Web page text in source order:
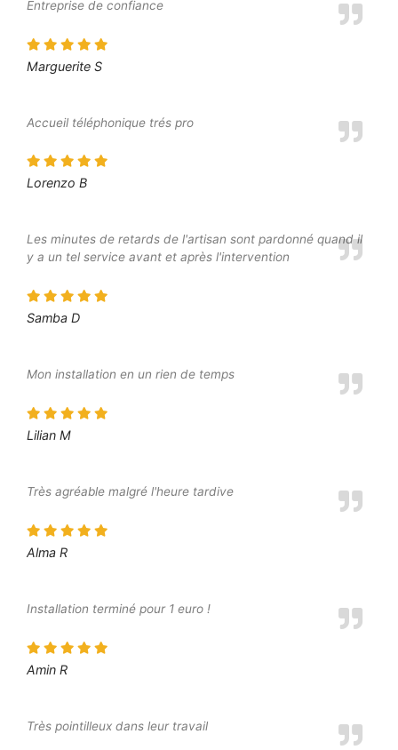
Entreprise de confiance
Marguerite S
Accueil téléphonique trés pro
Lorenzo B
Les minutes de retards de l'artisan sont pardonné quand il
y a un tel service avant et après l'intervention
Samba D
Mon installation en un rien de temps
Lilian M
Très agréable malgré l'heure tardive
Alma R
Installation terminé pour 1 euro !
Amin R
Très pointilleux dans leur travail